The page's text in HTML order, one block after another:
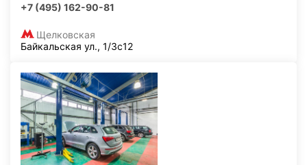
+7 (495) 162-90-81
Щелковская
Байкальская ул., 1/3с12